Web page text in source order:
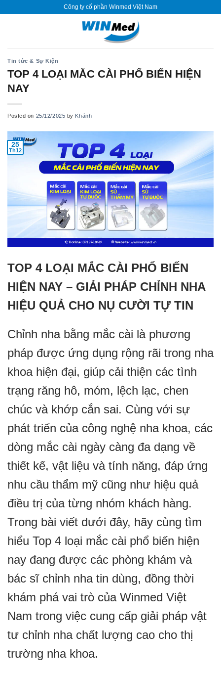
Công ty cổ phần Winmed Việt Nam
Tin tức & Sự Kiện
TOP 4 LOẠI MẮC CÀI PHỔ BIẾN HIỆN
NAY
Posted on 25/12/2025 by Khánh
25
Th12
TOP 4 LOẠI MẮC CÀI PHỔ BIẾN
HIỆN NAY – GIẢI PHÁP CHỈNH NHA
HIỆU QUẢ CHO NỤ CƯỜI TỰ TIN
Chỉnh nha bằng mắc cài là phương
pháp được ứng dụng rộng rãi trong nha
khoa hiện đại, giúp cải thiện các tình
trạng răng hô, móm, lệch lạc, chen
chúc và khớp cắn sai. Cùng với sự
phát triển của công nghệ nha khoa, các
dòng mắc cài ngày càng đa dạng về
thiết kế, vật liệu và tính năng, đáp ứng
nhu cầu thẩm mỹ cũng như hiệu quả
điều trị của từng nhóm khách hàng.
Trong bài viết dưới đây, hãy cùng tìm
hiểu Top 4 loại mắc cài phổ biến hiện
nay đang được các phòng khám và
bác sĩ chỉnh nha tin dùng, đồng thời
khám phá vai trò của Winmed Việt
Nam trong việc cung cấp giải pháp vật
tư chỉnh nha chất lượng cao cho thị
trường nha khoa.